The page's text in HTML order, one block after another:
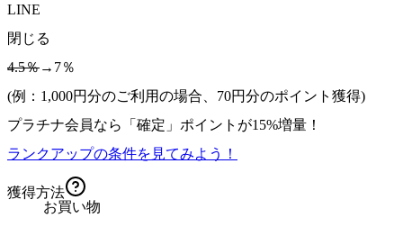
LINE
閉じる
4.5％→7％
(例：1,000円分のご利用の場合、 70円分のポイント獲得)
プラチナ会員なら
「確定」 ポイントが15%増量！
ランクアップの条件を見てみよう！
獲得方法
お買い物